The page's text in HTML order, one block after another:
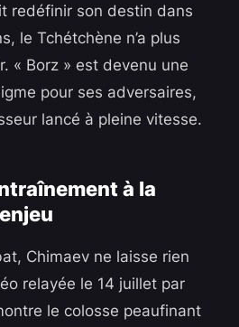
redéfinir son destin dans
le Tchétchène n’a plus
« Borz » est devenu une
pour ses adversaires,
lancé à pleine vitesse.
à la
Chimaev ne laisse rien
relayée le 14 juillet par
le colosse peaufinant